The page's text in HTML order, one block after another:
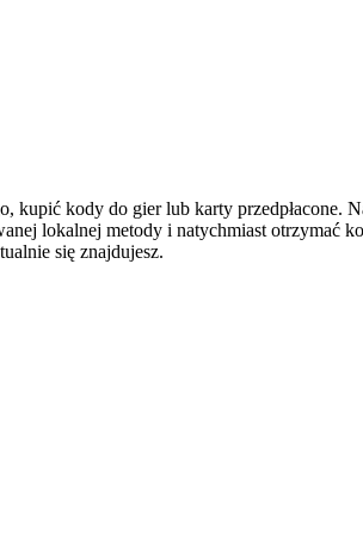
kody do gier lub karty przedpłacone.
lokalnej metody i natychmiast otrzymać
się znajdujesz.